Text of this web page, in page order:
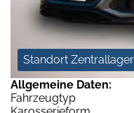
Standort Zentrallager
Allgemeine Daten:
Fahrzeugtyp